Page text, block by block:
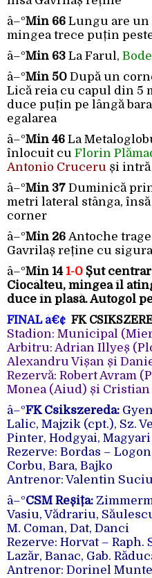
â–ºMin 66 Lungu are un
mingea trece puțin
â–ºMin 63 La Farul,
â–ºMin 50 După un
Lică reia cu capul din 5
duce puțin pe lângă
egalarea
â–ºMin 46 La
înlocuit cu Florin
Antonio Cruceru și intră
â–ºMin 37 Duminică
metri lateral stânga,
corner
â–ºMin 26 Antoche
Gavrilaș reține cu
â–ºMin 141-0 Șut
Ciocâlteu, mingea îl
duce în plasă. Autogol
FINAL â€¢ FK
Stadion: Municipal
Arbitru: Adrian Illyeș
Alexandru Vișan și
Rezervă: Robert Avram
Monea (Aiud) și
â–ºFK Csikszereda:
Lalic, Majzik (cpt.), Sz.
Pinter, Hodgyai, Magyari
Rezerve: Bordas –
Corbu, Bara, Bajko
Antrenor: Valentin Suciu
â–ºCSM Reșița:
Vasiu, Vădrariu,
M. Coman, Dat, Danci
Rezerve: Horvat – Raph.
Lazăr, Banac, Gab.
Antrenor: Dorinel